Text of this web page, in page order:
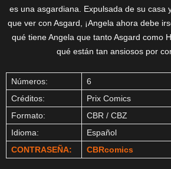
es una asgardiana. Expulsada de su casa
que ver con Asgard, ¡Angela ahora debe
qué tiene Angela que tanto Asgard como
qué están tan ansiosos por
Números:
6
Créditos:
Prix Comics
Formato:
CBR / CBZ
Idioma:
Español
CONTRASEÑA:
CBRcomics